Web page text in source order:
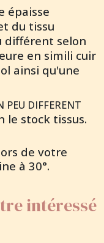
épaisse
du tissu
différent selon
en simili cuir
ainsi qu'une
PEU DIFFERENT
le stock tissus.
de votre
à 30°.
intéressé